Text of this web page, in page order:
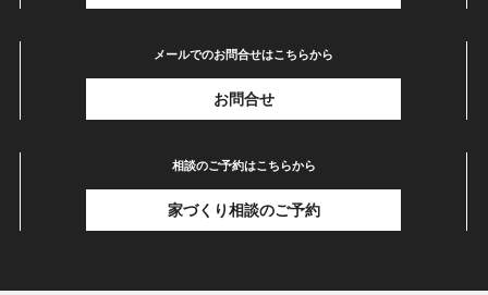
メールでのお問合せはこちらから
お問合せ
相談のご予約はこちらから
家づくり相談のご予約